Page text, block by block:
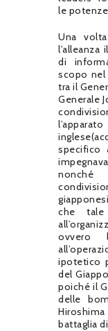
le potenze
Una
di
scopo nel
tra il
Generale
specifico
nonché
che tale
ipotetico
del
poiché il
delle
battaglia